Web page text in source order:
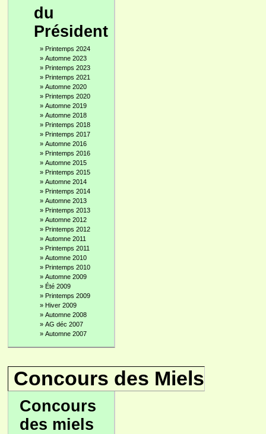
du
Président
» Printemps 2024
» Automne 2023
» Printemps 2023
» Printemps 2021
» Automne 2020
» Printemps 2020
» Automne 2019
» Automne 2018
» Printemps 2018
» Printemps 2017
» Automne 2016
» Printemps 2016
» Automne 2015
» Printemps 2015
» Automne 2014
» Printemps 2014
» Automne 2013
» Printemps 2013
» Automne 2012
» Printemps 2012
» Automne 2011
» Printemps 2011
» Automne 2010
» Printemps 2010
» Automne 2009
» Été 2009
» Printemps 2009
» Hiver 2009
» Automne 2008
» AG déc 2007
» Automne 2007
Concours des Miels
Concours
des miels